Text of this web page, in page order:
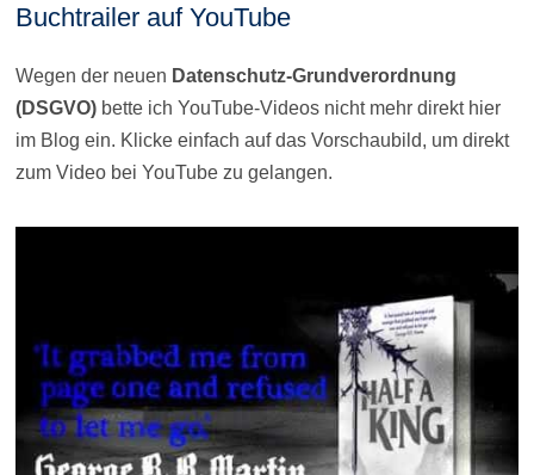
Buchtrailer auf YouTube
Wegen der neuen Datenschutz-Grundverordnung
(DSGVO)bette ich YouTube-Videos nicht mehr direkt hier
im Blog ein. Klicke einfach auf das Vorschaubild, um direkt
zum Video bei YouTube zu gelangen.